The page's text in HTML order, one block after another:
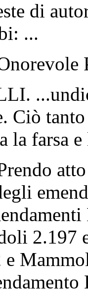
di
...
Ciò
la farsa
2.197